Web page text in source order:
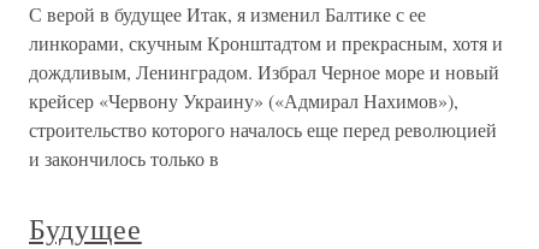
С верой в будущее Итак, я изменил Балтике с ее
линкорами, скучным Кронштадтом и прекрасным, хотя и
дождливым, Ленинградом. Избрал Черное море и новый
крейсер «Червону Украину» («Адмирал Нахимов»),
строительство которого началось еще перед революцией
и закончилось только в
Будущее